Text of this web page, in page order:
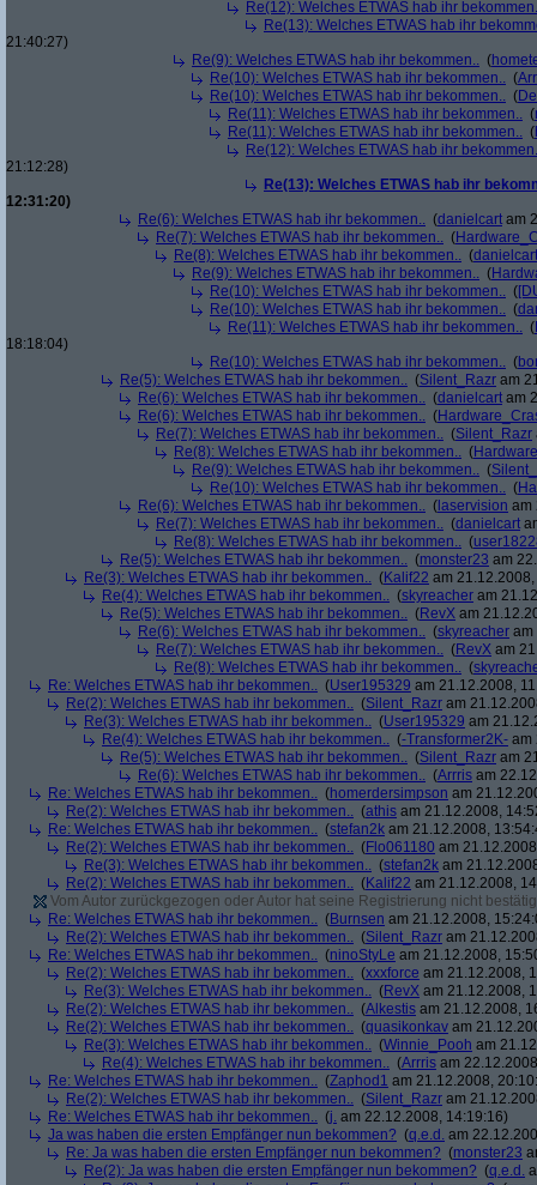
Re(12): Welches ETWAS hab ihr
Re(13): Welches ETWAS hab ihr
21:40:27)
Re(9): Welches ETWAS hab ihr bekommen.. (
Re(10): Welches ETWAS hab ihr bekommen.. (
Re(10): Welches ETWAS hab ihr bekommen.. (
Re(11): Welches ETWAS hab ihr bekommen.. (
Re(11): Welches ETWAS hab ihr bekommen.. (
Re(12): Welches ETWAS hab ihr
21:12:28)
Re(13): Welches ETWAS hab ihr
12:31:20)
Re(6): Welches ETWAS hab ihr bekommen.. (danielcart am
Re(7): Welches ETWAS hab ihr bekommen.. (
Re(8): Welches ETWAS hab ihr bekommen.. (danielcart
Re(9): Welches ETWAS hab ihr bekommen.. (
Re(10): Welches ETWAS hab ihr bekommen.. (
Re(10): Welches ETWAS hab ihr bekommen.. (
Re(11): Welches ETWAS hab ihr bekommen.. (
18:18:04)
Re(10): Welches ETWAS hab ihr bekommen.. (
Re(5): Welches ETWAS hab ihr bekommen.. (Silent_Razr am
Re(6): Welches ETWAS hab ihr bekommen.. (danielcart am
Re(6): Welches ETWAS hab ihr bekommen.. (
Re(7): Welches ETWAS hab ihr bekommen.. (Silent_Razr
Re(8): Welches ETWAS hab ihr bekommen.. (
Re(9): Welches ETWAS hab ihr bekommen.. (
Re(10): Welches ETWAS hab ihr bekommen.. (
Re(6): Welches ETWAS hab ihr bekommen.. ( laservision am
Re(7): Welches ETWAS hab ihr bekommen.. (danielcart
Re(8): Welches ETWAS hab ihr bekommen.. (
Re(5): Welches ETWAS hab ihr bekommen.. (monster23 am
Re(3): Welches ETWAS hab ihr bekommen.. (Kalif22 am
Re(4): Welches ETWAS hab ihr bekommen.. (skyreacher am
Re(5): Welches ETWAS hab ihr bekommen.. (RevX am
Re(6): Welches ETWAS hab ihr bekommen.. (skyreacher am
Re(7): Welches ETWAS hab ihr bekommen.. (RevX am
Re(8): Welches ETWAS hab ihr bekommen.. (
Re: Welches ETWAS hab ihr bekommen.. (User195329 am 21.12.2008,
Re(2): Welches ETWAS hab ihr bekommen.. (Silent_Razr am
Re(3): Welches ETWAS hab ihr bekommen.. (User195329 am
Re(4): Welches ETWAS hab ihr bekommen.. (-Transformer2K- am
Re(5): Welches ETWAS hab ihr bekommen.. (Silent_Razr am
Re(6): Welches ETWAS hab ihr bekommen.. (Arrris am
Re: Welches ETWAS hab ihr bekommen.. (homerdersimpson am
Re(2): Welches ETWAS hab ihr bekommen.. (athis am 21.12.2008,
Re: Welches ETWAS hab ihr bekommen.. (stefan2k am 21.12.2008,
Re(2): Welches ETWAS hab ihr bekommen.. (Flo061180 am
Re(3): Welches ETWAS hab ihr bekommen.. (stefan2k am
Re(2): Welches ETWAS hab ihr bekommen.. (Kalif22 am 21.12.2008,
Vom Autor zurückgezogen oder Autor hat seine Registrierung nicht
Re: Welches ETWAS hab ihr bekommen.. (Burnsen am 21.12.2008,
Re(2): Welches ETWAS hab ihr bekommen.. (Silent_Razr am
Re: Welches ETWAS hab ihr bekommen.. (ninoStyLe am 21.12.2008,
Re(2): Welches ETWAS hab ihr bekommen.. (xxxforce am 21.12.2008,
Re(3): Welches ETWAS hab ihr bekommen.. (RevX am 21.12.2008,
Re(2): Welches ETWAS hab ihr bekommen.. (Alkestis am 21.12.2008,
Re(2): Welches ETWAS hab ihr bekommen.. (quasikonkav am
Re(3): Welches ETWAS hab ihr bekommen.. (Winnie_Pooh am
Re(4): Welches ETWAS hab ihr bekommen.. (Arrris am
Re: Welches ETWAS hab ihr bekommen.. (Zaphod1 am 21.12.2008,
Re(2): Welches ETWAS hab ihr bekommen.. (Silent_Razr am
Re: Welches ETWAS hab ihr bekommen.. (j. am 22.12.2008, 14:19:16)
Ja was haben die ersten Empfänger nun bekommen? (q.e.d. am
Re: Ja was haben die ersten Empfänger nun bekommen? (monster23
Re(2): Ja was haben die ersten Empfänger nun bekommen? (q.e.d.